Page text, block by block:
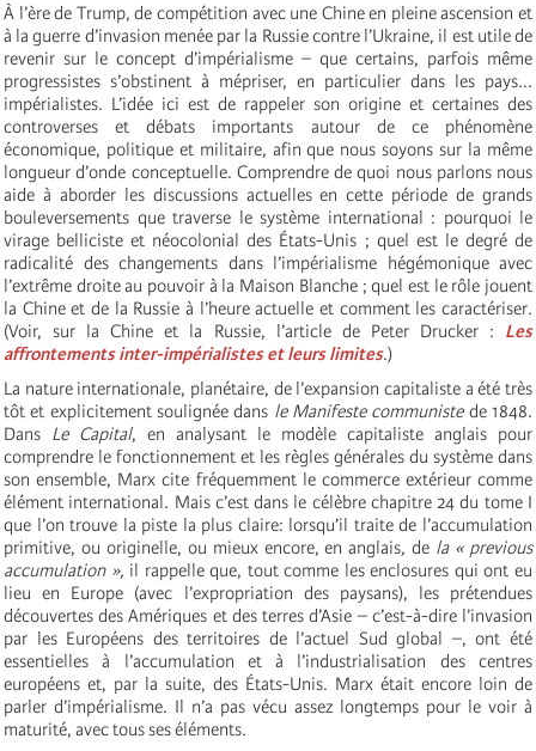
À l’ère de Trump, de compétition avec une Chine en pleine ascension et
à la guerre d’invasion menée par la Russie contre l’Ukraine, il est utile de
revenir sur le concept d’impérialisme – que certains, parfois même
progressistes s’obstinent à mépriser, en particulier dans les pays...
impérialistes. L’idée ici est de rappeler son origine et certaines des
controverses et débats importants autour de ce phénomène
économique, politique et militaire, afin que nous soyons sur la même
longueur d’onde conceptuelle. Comprendre de quoi nous parlons nous
aide à aborder les discussions actuelles en cette période de grands
bouleversements que traverse le système international : pourquoi le
virage belliciste et néocolonial des États-Unis ; quel est le degré de
radicalité des changements dans l’impérialisme hégémonique avec
l’extrême droite au pouvoir à la Maison Blanche ; quel est le rôle jouent
la Chine et de la Russie à l’heure actuelle et comment les caractériser.
(Voir, sur la Chine et la Russie, l’article de Peter Drucker : Les
affrontements inter-impérialistes et leurs limites.)
La nature internationale, planétaire, de l’expansion capitaliste a été très
tôt et explicitement soulignée dans le Manifeste communiste de 1848.
Dans Le Capital, en analysant le modèle capitaliste anglais pour
comprendre le fonctionnement et les règles générales du système dans
son ensemble, Marx cite fréquemment le commerce extérieur comme
élément international. Mais c’est dans le célèbre chapitre 24 du tome I
que l’on trouve la piste la plus claire: lorsqu’il traite de l’accumulation
primitive, ou originelle, ou mieux encore, en anglais,de la « previous
accumulation », il rappelle que, tout comme les enclosures qui ont eu
lieu en Europe (avec l’expropriation des paysans), les prétendues
découvertes des Amériques et des terres d’Asie – c’est-à-dire l’invasion
par les Européens des territoires de l’actuel Sud global –, ont été
essentielles à l’accumulation et à l’industrialisation des centres
européens et, par la suite, des États-Unis. Marx était encore loin de
parler d’impérialisme. Il n’a pas vécu assez longtemps pour le voir à
maturité, avec tous ses éléments.